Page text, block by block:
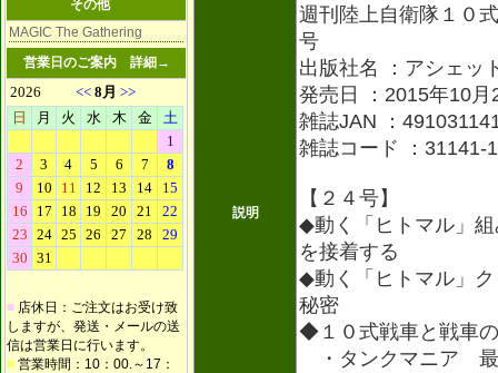
その他
MAGIC The Gathering
営業日のご案内 詳細→
■ 店休日：ご注文はお受け致
しますが、発送・メールの送
信は営業日に行います。
■ 営業時間：10：00.～17：
説明
週刊陸上自衛隊１０
号
出版社名 ：アシェッ
発売日 ：2015年10月
雑誌JAN ：
雑誌コード ：31141-
【２４号】
◆動く「ヒトマル」
を接着する
◆動く「ヒトマル」
秘密
◆１０式戦車と戦車
・タンクマニア 最